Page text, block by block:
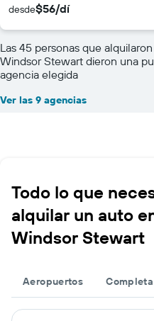
desde$56/dí
Las 45 personas que
Windsor Stewart dieron una
agencia elegida
Ver las 9 agencias
Todo lo que
alquilar un auto
Windsor Stewart
Aeropuertos